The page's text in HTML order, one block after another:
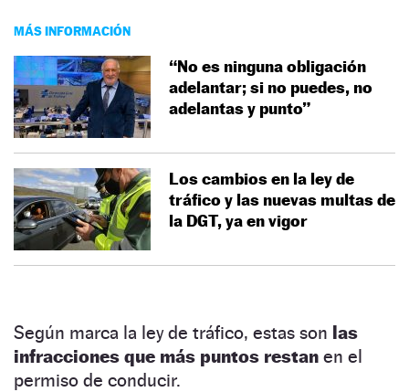
MÁS INFORMACIÓN
“No es ninguna obligación
adelantar; si no puedes, no
adelantas y punto”
Los cambios en la ley de
tráfico y las nuevas multas de
la DGT, ya en vigor
Según marca la ley de tráfico, estas son las
infracciones que más puntos restan en el
permiso de conducir.